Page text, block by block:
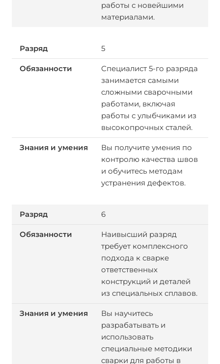
работы с новейшими
материалами.
5
Специалист 5-го разряда
занимается самыми
сложными сварочными
работами, включая
работы с улыбчиками из
высокопрочных сталей.
Вы получите умения по
контролю качества швов
и обучитесь методам
устранения дефектов.
6
Наивысший разряд
требует комплексного
подхода к сварке
ответственных
конструкций и деталей
из специальных сплавов.
Вы научитесь
разрабатывать и
использовать
специальные методики
сварки для работы в